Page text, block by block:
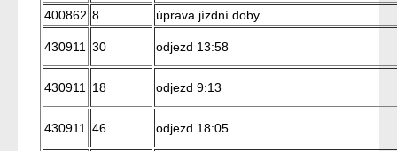
400862 8 úprava jízdní doby
430911 30 odjezd 13:58
430911 18 odjezd 9:13
430911 46 odjezd 18:05